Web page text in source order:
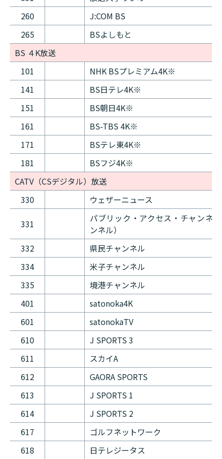
260
J:COM BS
265
BSよしもと
BS ４K放送
101
NHK BSプレミアム4K※
141
BS日テレ4K※
151
BS朝日4K※
161
BS-TBS 4K※
171
BSテレ東4K※
181
BSフジ4K※
CATV（CSデジタル）放送
330
ウェザーニュース
331
パブリック・アクセス・チャンネ
ンネル）
332
県民チャンネル
334
米子チャンネル
335
境港チャンネル
401
satonoka4K
601
satonokaTV
610
J SPORTS 3
611
スカイA
612
GAORA SPORTS
613
J SPORTS 1
614
J SPORTS 2
617
ゴルフネットワーク
618
日テレジータス